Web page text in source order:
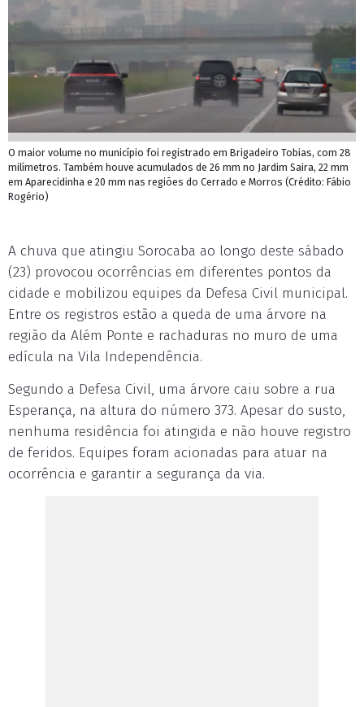
O maior volume no município foi registrado em Brigadeiro Tobias, com 28
milímetros. Também houve acumulados de 26 mm no Jardim Saira, 22 mm
em Aparecidinha e 20 mm nas regiões do Cerrado e Morros (Crédito: Fábio
Rogério)
A chuva que atingiu Sorocaba ao longo deste sábado
(23) provocou ocorrências em diferentes pontos da
cidade e mobilizou equipes da Defesa Civil municipal.
Entre os registros estão a queda de uma árvore na
região da Além Ponte e rachaduras no muro de uma
edícula na Vila Independência.
Segundo a Defesa Civil, uma árvore caiu sobre a rua
Esperança, na altura do número 373. Apesar do susto,
nenhuma residência foi atingida e não houve registro
de feridos. Equipes foram acionadas para atuar na
ocorrência e garantir a segurança da via.